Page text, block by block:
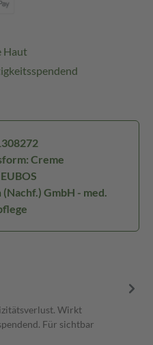
Haut
Creme
GmbH - med.
Wirkt
Für sichtbar